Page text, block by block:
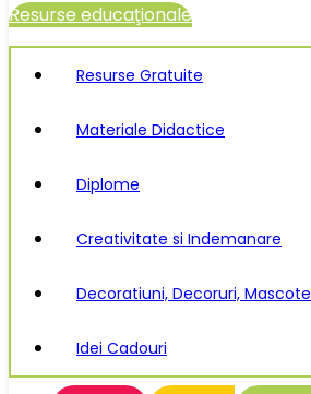
Resurse educaţionale
Resurse Gratuite
Materiale Didactice
Diplome
Creativitate si Indemanare
Decoratiuni, Decoruri, Mascote
Idei Cadouri